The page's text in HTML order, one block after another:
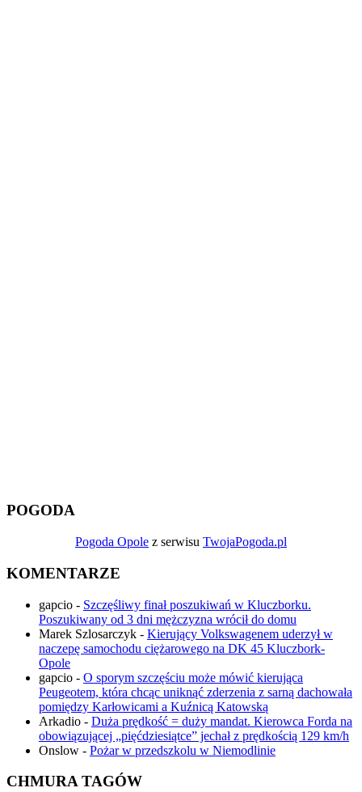
POGODA
Pogoda Opole z serwisu TwojaPogoda.pl
KOMENTARZE
gapcio - Szczęśliwy finał poszukiwań w Kluczborku.
Poszukiwany od 3 dni mężczyzna wrócił do domu
Marek Szlosarczyk - Kierujący Volkswagenem uderzył w
naczepę samochodu ciężarowego na DK 45 Kluczbork-
Opole
gapcio - O sporym szczęściu może mówić kierująca
Peugeotem, która chcąc uniknąć zderzenia z sarną dachowała
pomiędzy Karłowicami a Kuźnicą Katowską
Arkadio - Duża prędkość = duży mandat. Kierowca Forda na
obowiązującej „pięćdziesiątce” jechał z prędkością 129 km/h
Onslow - Pożar w przedszkolu w Niemodlinie
CHMURA TAGÓW